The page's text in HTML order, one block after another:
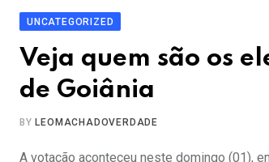
UNCATEGORIZED
Veja quem são os
de Goiânia
BY LEOMACHADOVERDADE
A votação aconteceu neste domingo (01),